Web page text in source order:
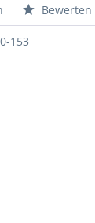
Bewerten
153